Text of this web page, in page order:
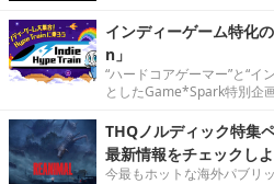
インディーゲーム特化
n」
“ハードコアゲーマー”と“イ
としたGame*Spark特別企画
THQノルディック特集
最新情報をチェックし
今最もホットな海外パブリ